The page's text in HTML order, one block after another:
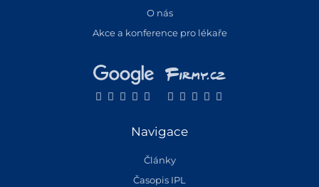
O nás
Akce a konference pro lékaře
Navigace
Články
Časopis IPL